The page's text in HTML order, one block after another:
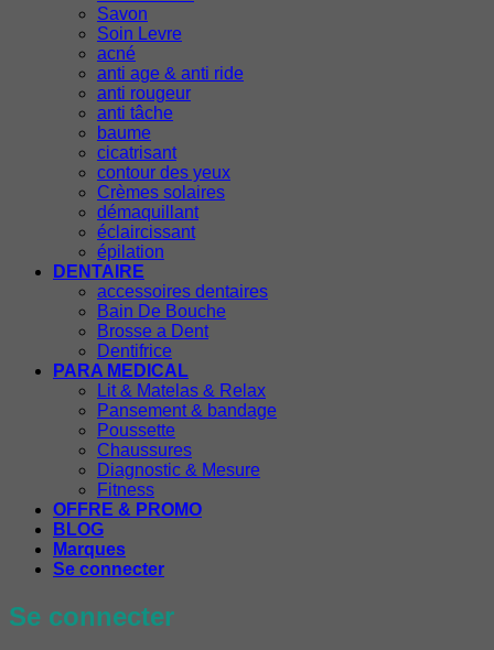
Savon
Soin Levre
acné
anti age & anti ride
anti rougeur
anti tâche
baume
cicatrisant
contour des yeux
Crèmes solaires
démaquillant
éclaircissant
épilation
DENTAIRE
accessoires dentaires
Bain De Bouche
Brosse a Dent
Dentifrice
PARA MEDICAL
Lit & Matelas & Relax
Pansement & bandage
Poussette
Chaussures
Diagnostic & Mesure
Fitness
OFFRE & PROMO
BLOG
Marques
Se connecter
Se connecter